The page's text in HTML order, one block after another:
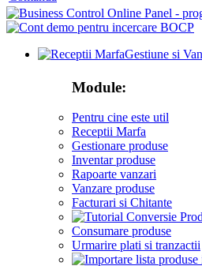
Gestiune si
Module:
Pentru cine este util
Receptii Marfa
Gestionare produse
Inventar produse
Rapoarte vanzari
Vanzare produse
Facturari si Chitante
Consumare produse
Urmarire plati si tranzactii